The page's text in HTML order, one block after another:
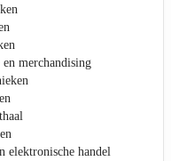
merchandising
elektronische handel